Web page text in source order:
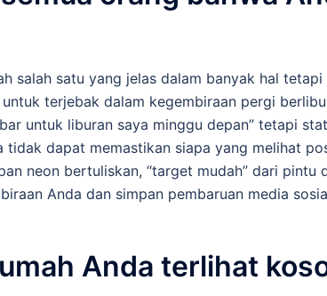
salah satu yang jelas dalam banyak hal
terjebak dalam kegembiraan pergi
untuk liburan saya minggu depan” tetapi
dapat memastikan siapa yang melihat
neon bertuliskan, “target mudah” dari pintu
Anda dan simpan pembaruan media
Anda terlihat